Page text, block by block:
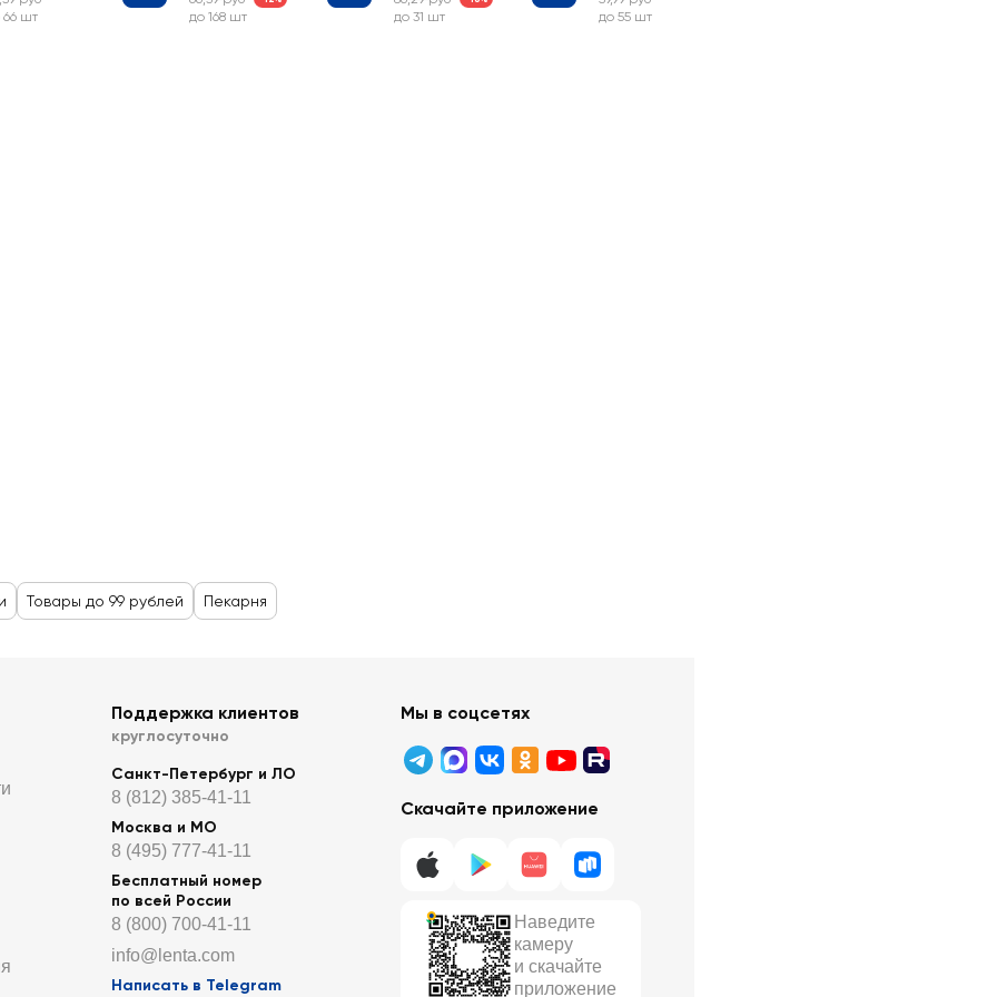
66 шт
до 168 шт до 31 шт
до 55 шт
Товары до 99 рублей Пекарня
Поддержка клиентов
круглосуточно
Санкт-Петербург и ЛО
8 (812) 385-41-11
Москва и МО
8 (495) 777-41-11
Бесплатный номер
по всей России
8 (800) 700-41-11
info@lenta.com
Написать в Telegram
Мы в соцсетях
Скачайте приложение
Наведите
камеру
и скачайте
приложение